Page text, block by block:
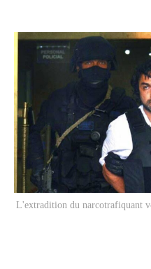
L'extradition du narcotrafiquant